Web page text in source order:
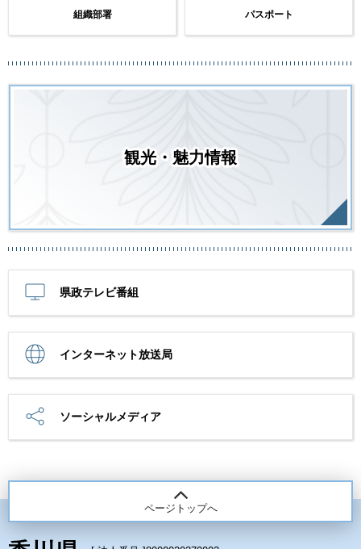
組織部署 パスポート
観光・魅力情報
県政テレビ番組
インターネット放送局
ソーシャルメディア
ページトップへ